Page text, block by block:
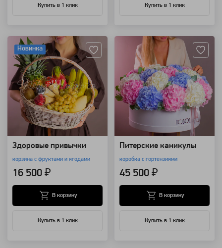
Купить в 1 клик Купить в 1 клик
Новинка
Здоровые привычки
корзина с фруктами и ягодами
16 500 ₽
Купить в 1 клик
В корзину
Питерские каникулы
коробка с гортензиями
45 500 ₽
Купить в 1 клик
В корзину